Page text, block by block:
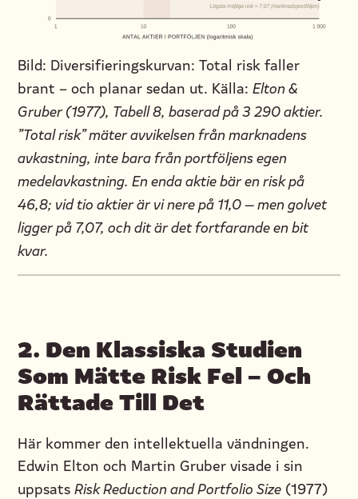
Bild: Diversifieringskurvan: Total risk faller
brant – och planar sedan ut. Källa: Elton &
Gruber (1977), Tabell 8, baserad på 3 290 aktier.
”Total risk” mäter avvikelsen från marknadens
avkastning, inte bara från portföljens egen
medelavkastning. En enda aktie bär en risk på
46,8; vid tio aktier är vi nere på 11,0 — men golvet
ligger på 7,07, och dit är det fortfarande en bit
kvar.
2. Den Klassiska Studien
Som Mätte Risk Fel – Och
Rättade Till Det
Här kommer den intellektuella vändningen.
Edwin Elton och Martin Gruber visade i sin
uppsats Risk Reduction and Portfolio Size (1977)